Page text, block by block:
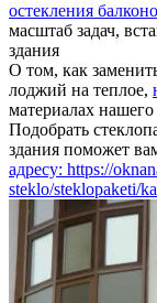
остекления
масштаб задач,
здания
О том, как
лоджий на теплое,
материалах нашего
Подобрать
здания поможет
адресу: https://
steklo/steklopaketi/